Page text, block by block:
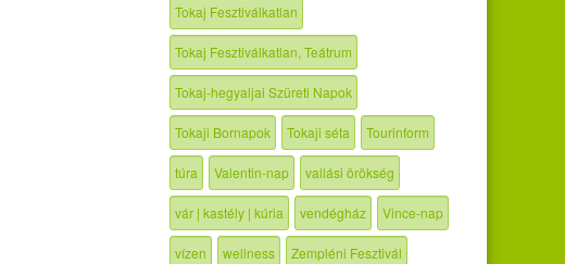
Tokaj Fesztiválkatlan
Tokaj Fesztiválkatlan, Teátrum
Tokaj-hegyaljai Szüreti Napok
Tokaji Bornapok Tokaji séta Tourinform
túra Valentin-nap vallási örökség
vár | kastély | kúria vendégház Vince-nap
vízen wellness Zempléni Fesztivál